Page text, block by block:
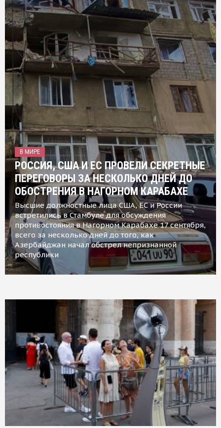
В МИРЕ
РОССИЯ, США И ЕС ПРОВЕЛИ СЕКРЕТНЫЕ
ПЕРЕГОВОРЫ ЗА НЕСКОЛЬКО ДНЕЙ ДО
ОБОСТРЕНИЯ В НАГОРНОМ КАРАБАХЕ
Высшие должностные лица США, ЕС и России
встретились в Стамбуле для обсуждения
противостояния в Нагорном Карабахе 17 сентября,
всего за несколько дней до того, как
Азербайджан начал обстрел непризнанной
республики